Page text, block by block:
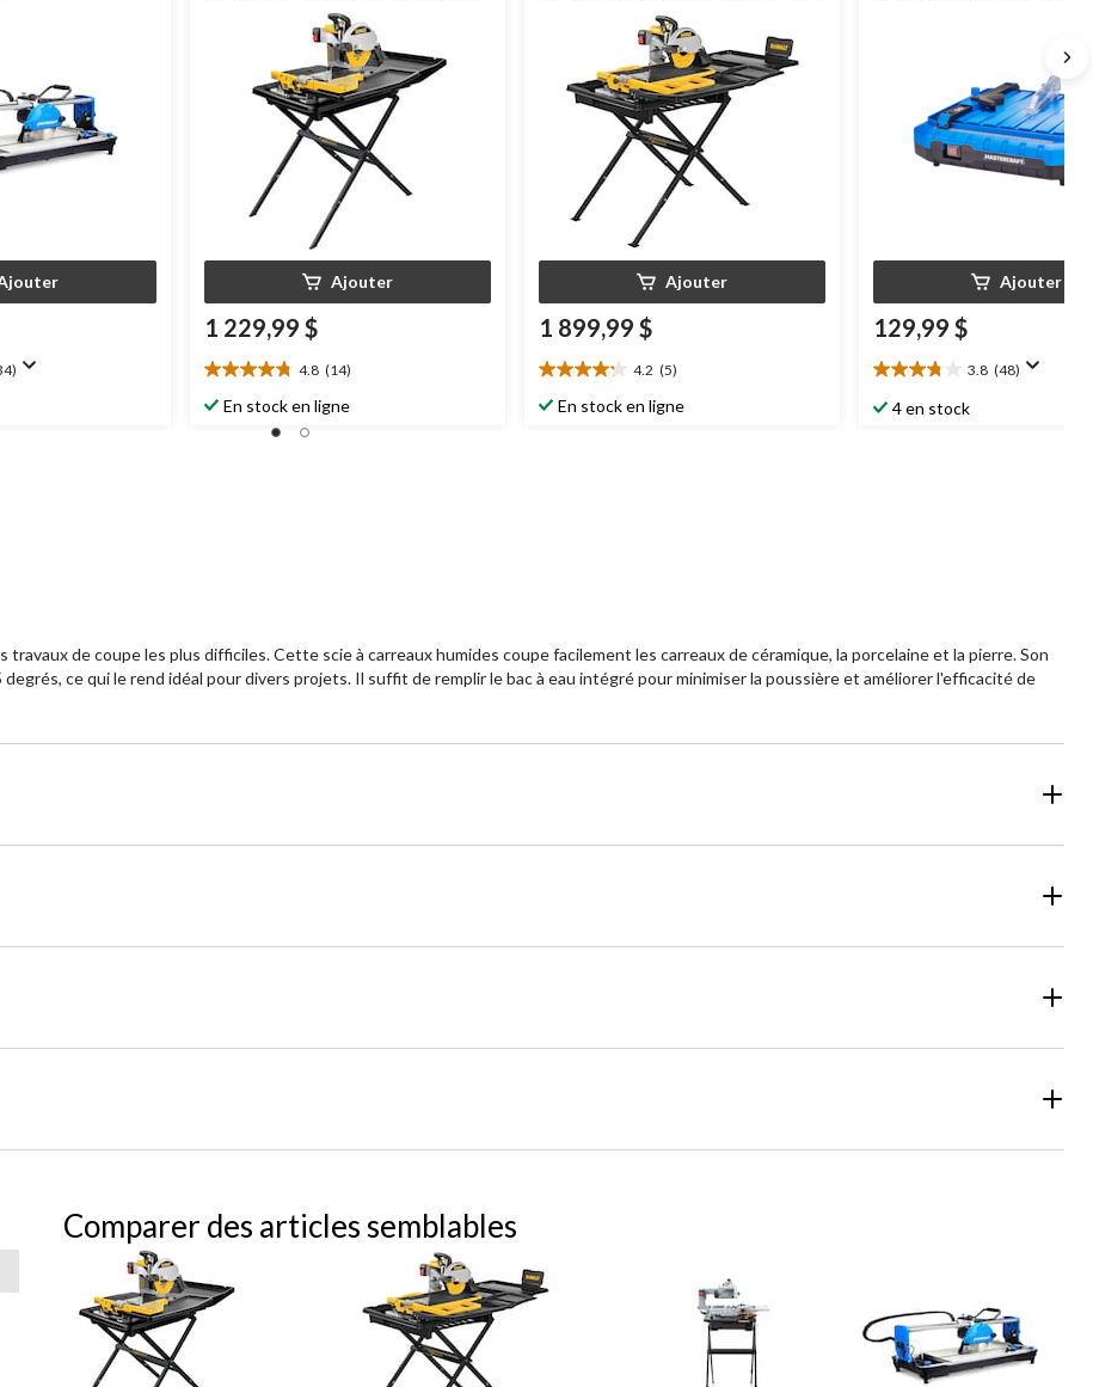
Ajouter
1 229,99 $
4.8 (14)
4.8
étoile(s)
En stock en ligne
D36000S, 15 a, 10 po
Ajouter
1 899,99 $
4.2 (5)
4.2
étoile(s)
En stock en ligne
Ajouter
129,99 $
3.8 (48)
3.8
étoile(s)
4 en stock
de coupe les plus difficiles. Cette scie à carreaux humides coupe facilement les carreaux de céramique, la porcelaine et la pierre. Son
ce qui le rend idéal pour divers projets. Il suffit de remplir le bac à eau intégré pour minimiser la poussière et améliorer l'efficacité de
Comparer des articles semblables